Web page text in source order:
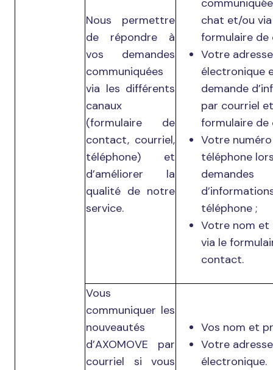
Nous permettre
de répondre à
vos demandes
communiquées
via les différents
canaux
(formulaire de
contact, courriel,
téléphone) et
d’améliorer la
qualité de notre
service.
chat et/ou
formulaire
Votre adresse
électronique
demande
par courriel
formulaire
Votre
téléphone
demandes
téléphone ;
Votre nom et
via le
contact.
Vous
communiquer les
nouveautés
d’AXOMOVE par
courriel si vous
Vos nom et
Votre adresse
électronique.